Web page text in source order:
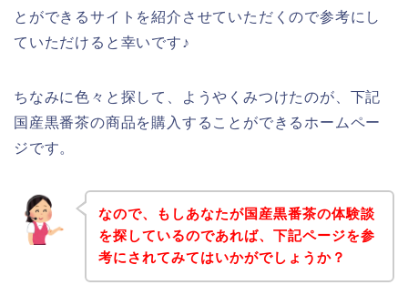
とができるサイトを紹介させていただくので参考にし
ていただけると幸いです♪
ちなみに色々と探して、ようやくみつけたのが、下記
国産黒番茶の商品を購入することができるホームペー
ジです。
なので、もしあなたが国産黒番茶の体験談
を探しているのであれば、下記ページを参
考にされてみてはいかがでしょうか？